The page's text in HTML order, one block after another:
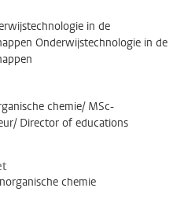
in de
Onderwijstechnologie in de
chemie/ MSc-
Director of educations
chemie